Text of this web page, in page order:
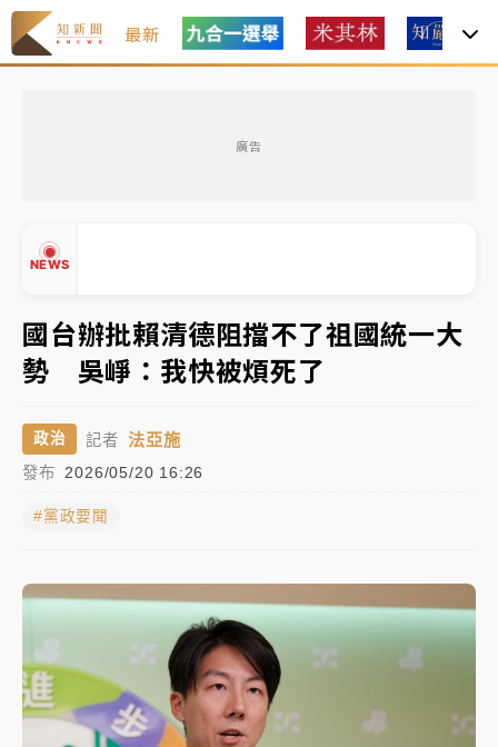
最新
廣告
NEWS
中信慈善基金會想增加董事人數！辜仲諒向法院聲請遭
駁 理由曝光
故宮《龍藏經》特展第2檔！今線上預約開賣一度塞車
周六起展出延長至晚上7時
台東農業處長涉圖利渡假村！東檢抗告成功 今重開羈
父親節泡湯了！中颱白海豚雨彈轟3天 「紅到發紫」降
雨熱區曝
暑假過三周才推「E宿新北打卡趣」！抽獎程序複雜 觀
中信慈善基金會想增加董事人數！辜仲諒向法院聲請遭
駁 理由曝光
▲
國台辦批賴清德阻擋不了祖國統一大
勢 吳崢：我快被煩死了
政治 記者 法亞施
發布 2026/05/20 16:26
#黨政要聞